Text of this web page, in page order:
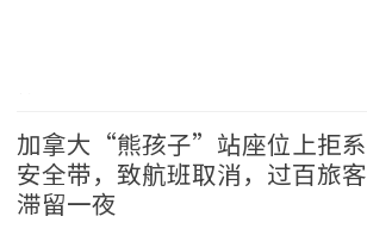
加拿大“熊孩子”站座位上拒系
安全带，致航班取消，过百旅客
滞留一夜